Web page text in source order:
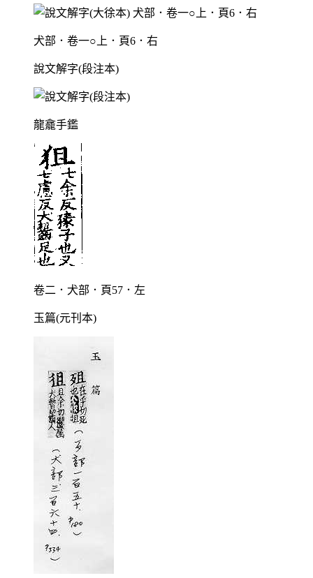
犬部．卷一○上．頁6．右
說文解字(段注本)
龍龕手鑑
卷二．犬部．頁57．左
玉篇(元刊本)